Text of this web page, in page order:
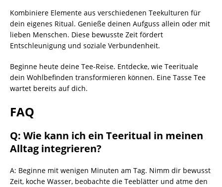
Kombiniere Elemente aus verschiedenen Teekulturen für
dein eigenes Ritual. Genieße deinen Aufguss allein oder mit
lieben Menschen. Diese bewusste Zeit fördert
Entschleunigung und soziale Verbundenheit.
Beginne heute deine Tee-Reise. Entdecke, wie Teerituale
dein Wohlbefinden transformieren können. Eine Tasse Tee
wartet bereits auf dich.
FAQ
Q: Wie kann ich ein Teeritual in meinen
Alltag integrieren?
A: Beginne mit wenigen Minuten am Tag. Nimm dir bewusst
Zeit, koche Wasser, beobachte die Teeblätter und atme den